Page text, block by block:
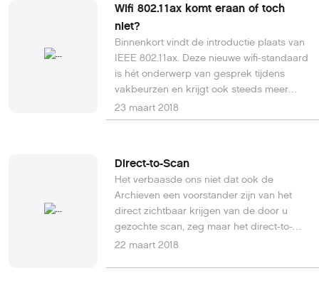
Wifi 802.11ax komt eraan of toch
niet?
Binnenkort vindt de introductie plaats van
IEEE 802.11ax. Deze nieuwe wifi-standaard
is hét onderwerp van gesprek tijdens
vakbeurzen en krijgt ook steeds meer
aandacht in de media. De strekking van
het verhaal is altijd hetzelfde: ax is de ‘next
standaard als het antwoord voor de in de
toekomst overbezette draadloze
netwerken.Lees verder op Computable.
23 maart 2018
Direct-to-Scan
Het verbaasde ons niet dat ook de
Archieven een voorstander zijn van het
direct zichtbaar krijgen van de door u
gezochte scan, zeg maar het direct-to-
scan principe. Maar we gingen wel wat te
22 maart 2018